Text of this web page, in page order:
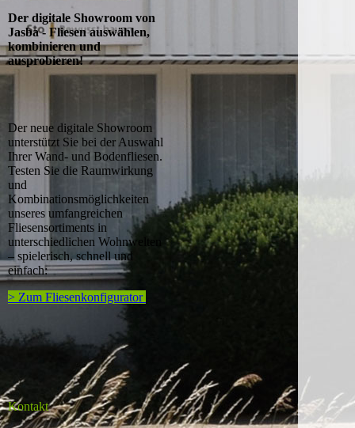
Der digitale Showroom von
Jasba - Fliesen auswählen,
kombinieren und
ausprobieren!
Der neue digitale Showroom
unterstützt Sie bei der Auswahl
Ihrer Wand- und Bodenfliesen.
Testen Sie die Raumwirkung
und
Kombinationsmöglichkeiten
unseres umfangreichen
Fliesensortiments in
unterschiedlichen Wohnwelten
– spielerisch, schnell und
einfach:
> Zum Fliesenkonfigurator
Kontakt